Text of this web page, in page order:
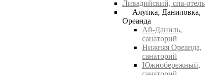
Ливадийский, спа-отель
Алупка, Даниловка,
Ореанда
Ай-Даниль,
санаторий
Нижняя Ореанда,
санаторий
Южнобережный,